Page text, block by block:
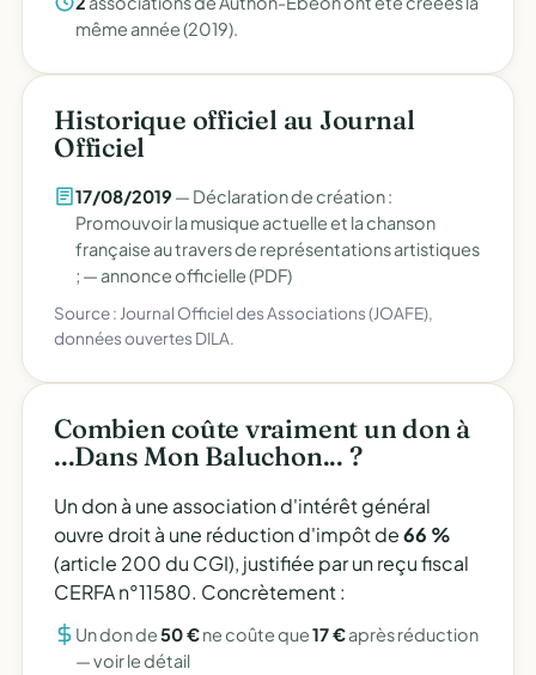
même année (2019).
Historique officiel au Journal
Officiel
17/08/2019 — Déclaration de création :
Promouvoir la musique actuelle et la chanson
française au travers de représentations artistiques
; — annonce officielle (PDF)
Source : Journal Officiel des Associations (JOAFE),
données ouvertes DILA.
Combien coûte vraiment un don à
...Dans Mon Baluchon... ?
Un don à une association d'intérêt général
ouvre droit à une réduction d'impôt de66 %
(article 200 du CGI), justifiée par un reçu fiscal
CERFA n°11580. Concrètement :
Un don de50 €ne coûte que17 €après réduction
—voir le détail